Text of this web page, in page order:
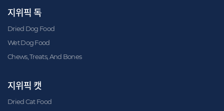
지위픽 독
Dried Dog Food
Wet Dog Food
Chews, Treats, And Bones
지위픽 캣
Dried Cat Food